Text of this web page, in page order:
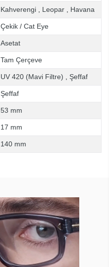
Kahverengi Leopar Havana
Çekik / Cat Eye
Asetat
Tam Çerçeve
UV 420 (Mavi Filtre) Şeffaf
Şeffaf
53 mm
17 mm
140 mm